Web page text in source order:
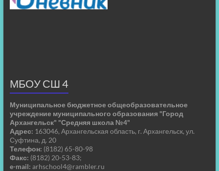
МБОУ СШ 4
Муниципальное бюджетное общеобразовательное
учреждение муниципального образования "Город
Архангельск" "Средняя школа №4"
Адрес: 163046, Архангельская область, г. Архангельск, ул.
Суфтина, д. 20
Телефон: (8182) 65-80-98
Факс: (8182) 20-53-83;
e-mail: arhschool4@rambler.ru